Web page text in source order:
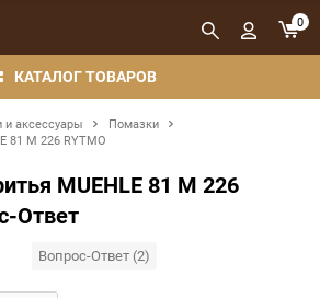
КАТАЛОГ ТОВАРОВ
0
и аксессуары
Помазки
81 M 226 RYTMO
MUEHLE 81 M 226
Ответ
Вопрос-Ответ (2)